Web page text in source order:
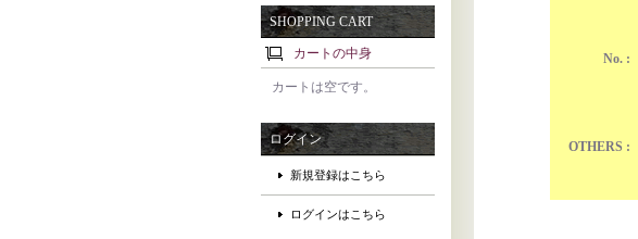
SHOPPING CART
カートの中身
カートは空です。
ログイン
新規登録はこちら
ログインはこちら
No. :
OTHERS :